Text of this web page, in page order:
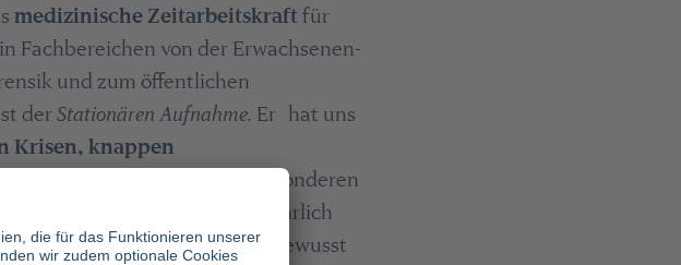
medizinische Zeitarbeitskraftfür
Fachbereichen von der Erwachsenen-
und zum öffentlichen
derStationären Aufnahme. Er hat uns
Krisen, knappen
aber auch von einer besonderen
Im Interview spricht er ehrlich
er sich sein„inneres Kind"
bewusst